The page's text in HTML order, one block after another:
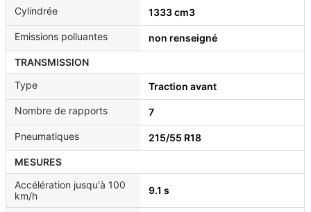
Cylindrée 1333 cm3
Emissions polluantes non renseigné
TRANSMISSION
Type
Traction avant
Nombre de rapports 7
Pneumatiques 215/55 R18
MESURES
Accélération jusqu'à 100
km/h
9.1 s